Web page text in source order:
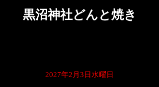
黒沼神社どんと焼き
2027年2月3日水曜日